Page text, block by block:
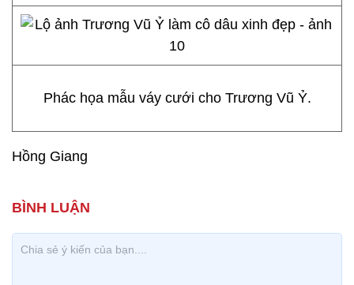
Phác họa mẫu váy cưới cho Trương Vũ Ỷ.
Hồng Giang